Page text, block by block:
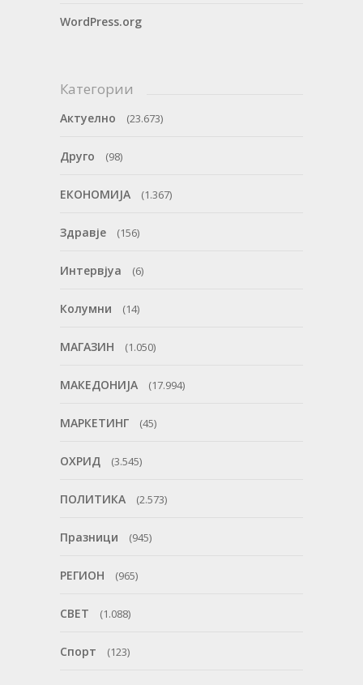
WordPress.org
Категории
Актуелно (23.673)
Друго (98)
ЕКОНОМИЈА (1.367)
Здравје (156)
Интервјуа (6)
Колумни (14)
МАГАЗИН (1.050)
МАКЕДОНИЈА (17.994)
МАРКЕТИНГ (45)
ОХРИД (3.545)
ПОЛИТИКА (2.573)
Празници (945)
РЕГИОН (965)
СВЕТ (1.088)
Спорт (123)